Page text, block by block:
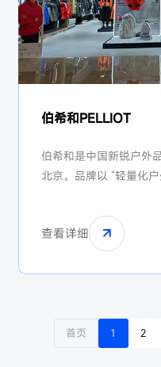
伯希和PELLIOT
伯希和是中国新锐户外
北京。品牌以 “轻量化
伯希和通过 “户外机能
成为天猫户外品类头部
查看详细
首页 1 2